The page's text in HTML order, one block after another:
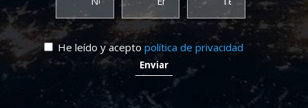
He leído y acepto política de privacidad